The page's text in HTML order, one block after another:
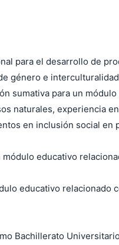
para el desarrollo de
género e
sumativa para un
naturales, experiencia
en inclusión social en
educativo
educativo relacionado
Bachillerato